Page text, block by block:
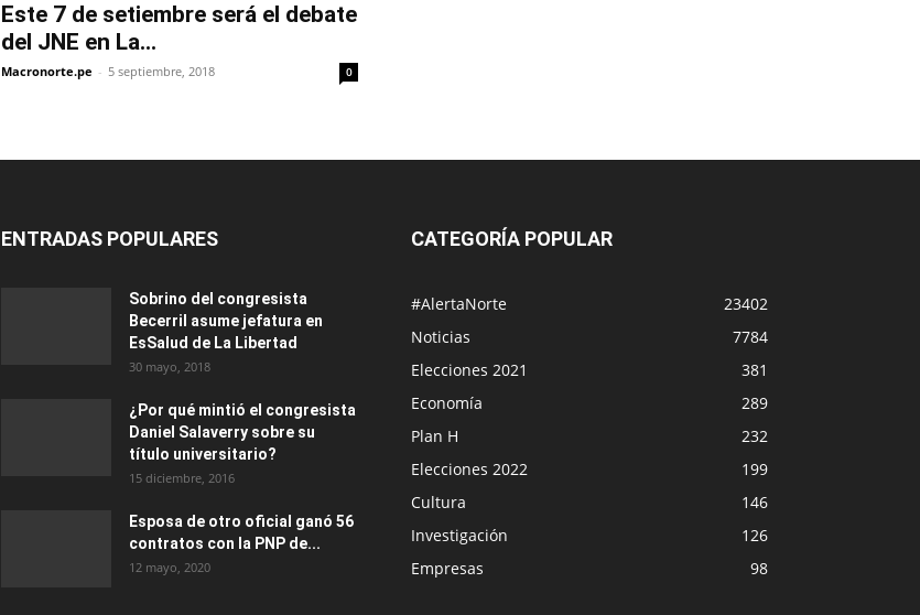
Este 7 de setiembre será el debate
del JNE en La...
Macronorte.pe - 5 septiembre, 2018 0
ENTRADAS POPULARES
Sobrino del congresista
Becerril asume jefatura en
EsSalud de La Libertad
30 mayo, 2018
¿Por qué mintió el congresista
Daniel Salaverry sobre su
título universitario?
15 diciembre, 2016
Esposa de otro oficial ganó 56
contratos con la PNP de...
12 mayo, 2020
CATEGORÍA POPULAR
#AlertaNorte
23402
Noticias
7784
Elecciones 2021
381
Economía
289
Plan H
232
Elecciones 2022
199
Cultura
146
Investigación
126
Empresas
98